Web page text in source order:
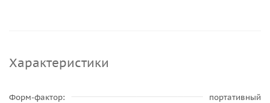
Характеристики
Форм-фактор
портативный